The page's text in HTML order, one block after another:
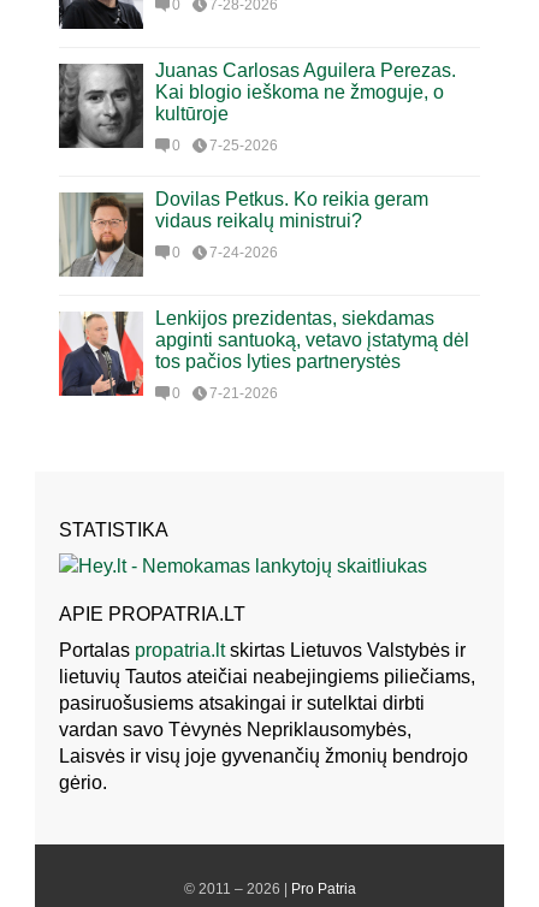
0 7-28-2026
Juanas Carlosas Aguilera Perezas.
Kai blogio ieškoma ne žmoguje, o
kultūroje
0 7-25-2026
Dovilas Petkus. Ko reikia geram
vidaus reikalų ministrui?
0 7-24-2026
Lenkijos prezidentas, siekdamas
apginti santuoką, vetavo įstatymą dėl
tos pačios lyties partnerystės
0 7-21-2026
STATISTIKA
APIE PROPATRIA.LT
Portalas propatria.ltskirtas Lietuvos Valstybės ir
lietuvių Tautos ateičiai neabejingiems piliečiams,
pasiruošusiems atsakingai ir sutelktai dirbti
vardan savo Tėvynės Nepriklausomybės,
Laisvės ir visų joje gyvenančių žmonių bendrojo
gėrio.
© 2011 – 2026 | Pro Patria